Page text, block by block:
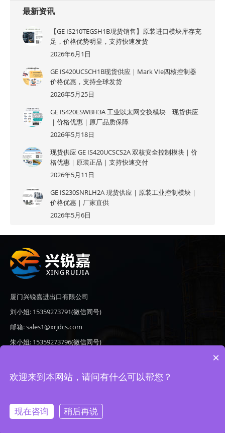
最新资讯
【GE IS210TEGSH1B现货销售】原装进口模块库存充
足，价格优势明显，支持快速发货
2026年6月1日
GE IS420UCSCH1B现货供应｜Mark VIe四核控制器
价格优惠，支持全球发货
2026年5月25日
GE IS420ESWBH3A 工业以太网交换模块｜现货供应
｜价格优惠｜原厂品质保障
2026年5月18日
现货供应 GE IS420UCSCS2A 双核安全控制模块｜价
格优惠｜原装正品｜支持快速交付
2026年5月11日
GE IS230SNRLH2A 现货供应｜原装工业控制模块｜
价格优惠｜厂家直供
2026年5月6日
厦门兴锐嘉进出口有限公司
刘小姐: 15359273791(微信同号)
邮箱: sales1@xrjdcs.com
朱小姐: 15359273796(微信同号)
地址: 厦门市翔安区新澳路510号海峡现代城A座6楼609
Copyright © 2020-2026 厦门兴锐嘉进出口有限公司 版权所有 备案号：
×
欢迎来到本网站，请问有什么可以帮您？
现在咨询 稍后再说